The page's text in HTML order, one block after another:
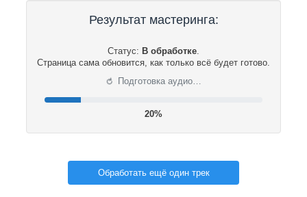
Результат мастеринга:
Статус: В обработке.
Страница сама обновится, как только всё будет готово.
⟳ Подготовка аудио…
21%
Обработать ещё один трек